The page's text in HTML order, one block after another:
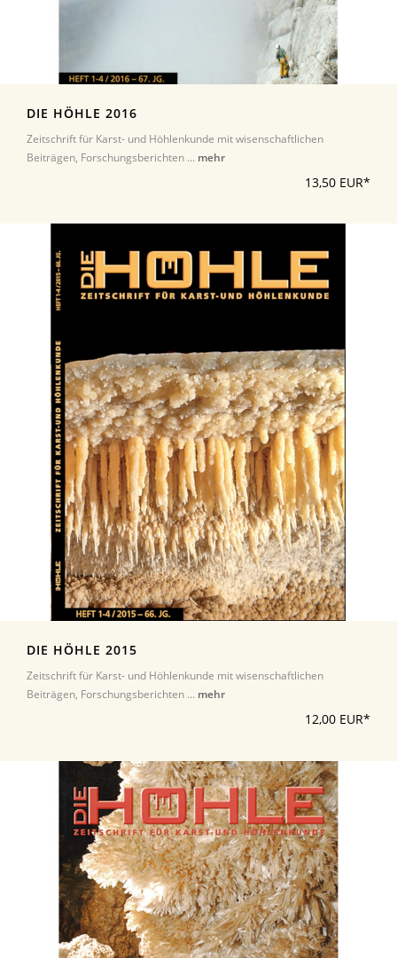
DIE HÖHLE 2016
Zeitschrift für Karst- und Höhlenkunde mit wisenschaftlichen
Beiträgen, Forschungsberichten ... mehr
13,50 EUR*
DIE HÖHLE 2015
Zeitschrift für Karst- und Höhlenkunde mit wisenschaftlichen
Beiträgen, Forschungsberichten ... mehr
12,00 EUR*